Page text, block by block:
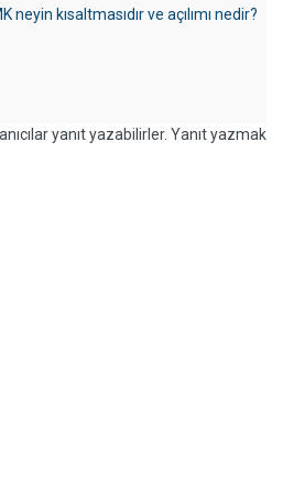
neyin kısaltmasıdır ve açılımı nedir?
yanıt yazabilirler. Yanıt yazmak